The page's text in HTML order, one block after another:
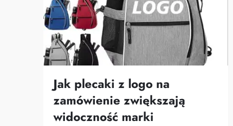
Jak plecaki z logo na
zamówienie zwiększają
widoczność marki